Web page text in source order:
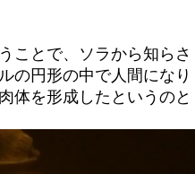
ことで、ソラから知らさ
の円形の中で人間になり
体を形成したというのと